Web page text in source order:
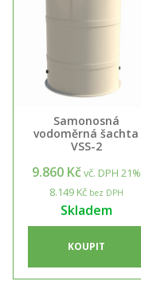
Samonosná
vodoměrná šachta
VSS-2
9.860 Kčvč. DPH 21%
8.149 Kčbez DPH
Skladem
KOUPIT